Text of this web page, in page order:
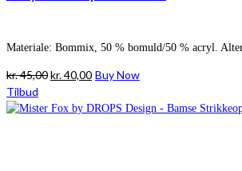
Materiale: Bommix, 50 % bomuld/50 % acryl.
kr.45,00Den
pris
kr.40,00Den
pris
Buy Now
Tilbud